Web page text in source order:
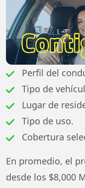
Perfil del
Tipo de
Lugar de
Tipo de uso.
Cobertura
En promedio, el
desde los $8,000